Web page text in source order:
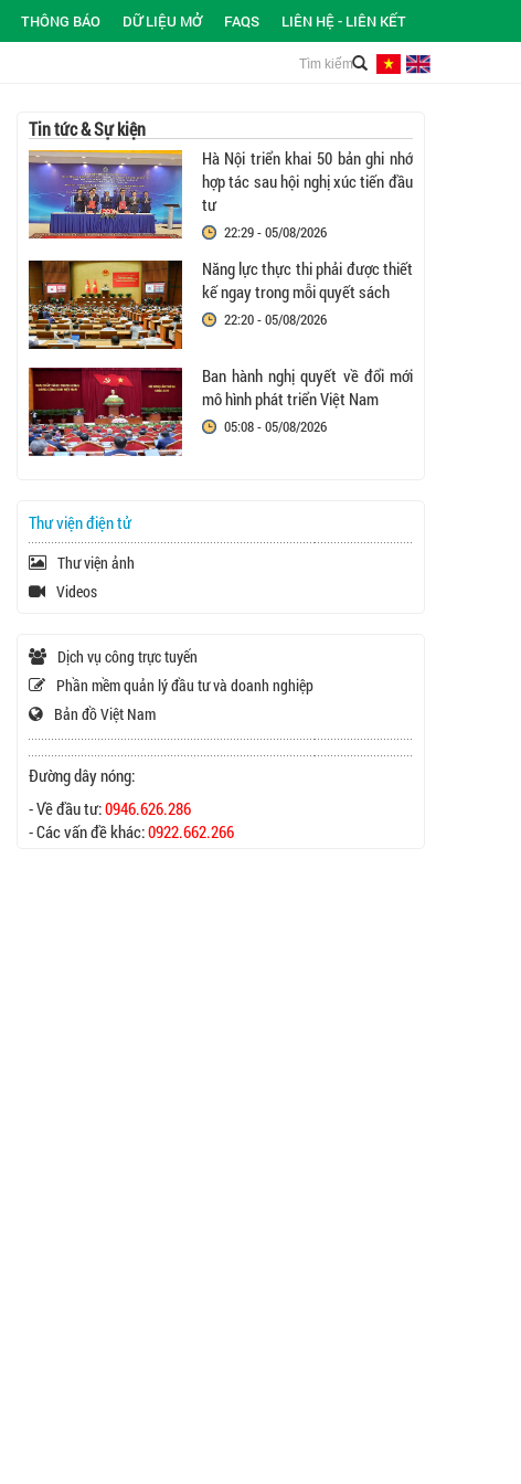
THÔNG BÁO DỮ LIỆU MỞ FAQS LIÊN HỆ - LIÊN KẾT
Tin tức & Sự kiện
Hà Nội triển khai 50 bản ghi nhớ
hợp tác sau hội nghị xúc tiến đầu
tư
22:29 - 05/08/2026
Năng lực thực thi phải được thiết
kế ngay trong mỗi quyết sách
22:20 - 05/08/2026
Ban hành nghị quyết về đổi mới
mô hình phát triển Việt Nam
05:08 - 05/08/2026
Thư viện điện tử
Thư viện ảnh
Videos
Dịch vụ công trực tuyến
Phần mềm quản lý đầu tư và doanh nghiệp
Bản đồ Việt Nam
Đường dây nóng:
- Về đầu tư:0946.626.286
- Các vấn đề khác:0922.662.266